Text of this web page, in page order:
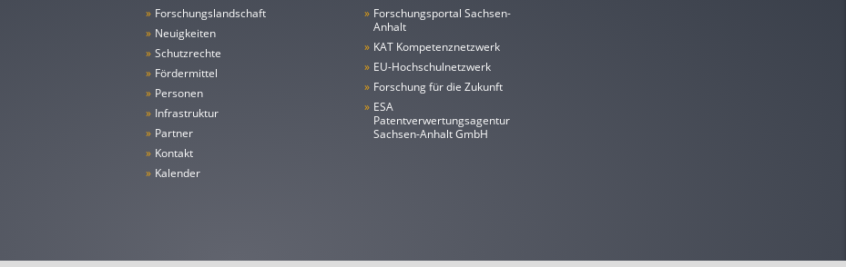
» Forschungs­landschaft
» Neuigkeiten
» Schutzrechte
» Fördermittel
» Personen
» Infrastruktur
» Partner
» Kontakt
» Kalender
» Forschungsportal Sachsen-
Anhalt
» KAT Kompetenznetzwerk
» EU-Hochschulnetzwerk
» Forschung für die Zukunft
» ESA
Patentverwertungsagentur
Sachsen-Anhalt GmbH